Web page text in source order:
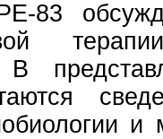
83
В
и